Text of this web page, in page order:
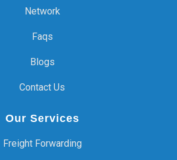
Network
Faqs
Blogs
Contact Us
Our Services
Freight Forwarding